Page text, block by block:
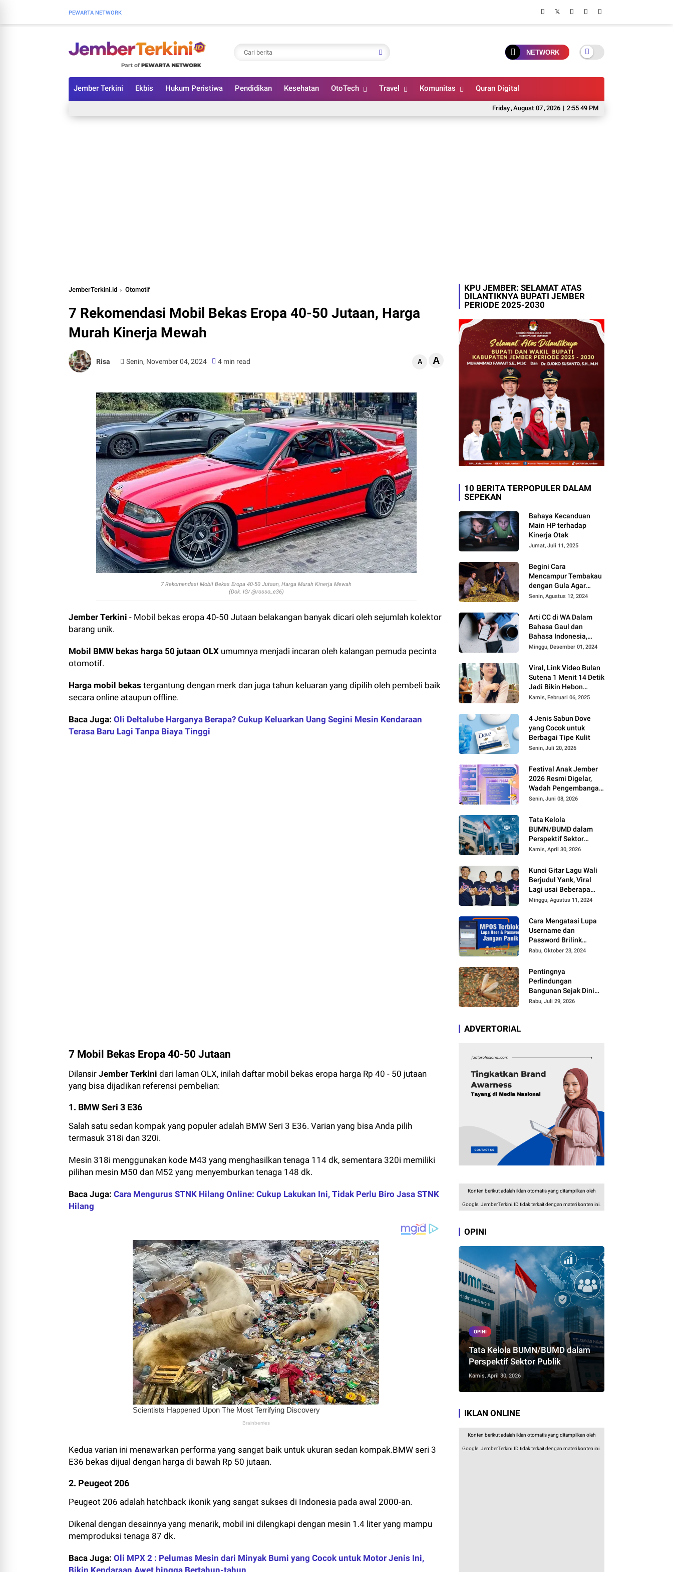
PEWARTA NETWORK
NETWORK
Jember Terkini Ekbis Hukum Peristiwa Pendidikan Kesehatan OtoTech Travel Komunitas Quran Digital
Friday,August 07,2026 | 2:55 50 PM
JemberTerkini.id Otomotif
7 Rekomendasi Mobil Bekas Eropa 40-50 Jutaan, Harga
Murah Kinerja Mewah
Risa Senin, November 04, 2024 4 min read A A
7 Rekomendasi Mobil Bekas Eropa 40-50 Jutaan, Harga Murah Kinerja Mewah
(Dok. IG/ @rosso_e36)
Jember Terkini - Mobil bekas eropa 40-50 Jutaan belakangan banyak dicari oleh sejumlah kolektor
barang unik.
Mobil BMW bekas harga 50 jutaan OLX umumnya menjadi incaran oleh kalangan pemuda pecinta
otomotif.
Harga mobil bekas tergantung dengan merk dan juga tahun keluaran yang dipilih oleh pembeli baik
secara online ataupun offline.
Baca Juga: Oli Deltalube Harganya Berapa? Cukup Keluarkan Uang Segini Mesin Kendaraan
Terasa Baru Lagi Tanpa Biaya Tinggi
7 Mobil Bekas Eropa 40-50 Jutaan
Dilansir Jember Terkini dari laman OLX, inilah daftar mobil bekas eropa harga Rp 40 - 50 jutaan
yang bisa dijadikan referensi pembelian:
1. BMW Seri 3 E36
Salah satu sedan kompak yang populer adalah BMW Seri 3 E36. Varian yang bisa Anda pilih
termasuk 318i dan 320i.
Mesin 318i menggunakan kode M43 yang menghasilkan tenaga 114 dk, sementara 320i memiliki
pilihan mesin M50 dan M52 yang menyemburkan tenaga 148 dk.
Baca Juga: Cara Mengurus STNK Hilang Online: Cukup Lakukan Ini, Tidak Perlu Biro Jasa STNK
Hilang
Kedua varian ini menawarkan performa yang sangat baik untuk ukuran sedan kompak.BMW seri 3
E36 bekas dijual dengan harga di bawah Rp 50 jutaan.
2. Peugeot 206
Peugeot 206 adalah hatchback ikonik yang sangat sukses di Indonesia pada awal 2000-an.
Dikenal dengan desainnya yang menarik, mobil ini dilengkapi dengan mesin 1.4 liter yang mampu
memproduksi tenaga 87 dk.
Baca Juga: Oli MPX 2 : Pelumas Mesin dari Minyak Bumi yang Cocok untuk Motor Jenis Ini,
Bikin Kendaraan Awet hingga Bertahun-tahun
KPU JEMBER: SELAMAT ATAS
DILANTIKNYA BUPATI JEMBER
PERIODE 2025-2030
10 BERITA TERPOPULER DALAM
SEPEKAN
Bahaya Kecanduan
Main HP terhadap
Kinerja Otak
Jumat, Juli 11, 2025
Begini Cara
Mencampur Tembakau
dengan Gula Agar
Timbul Aroma dan
Senin, Agustus 12, 2024
Arti CC di WA Dalam
Bahasa Gaul dan
Bahasa Indonesia,
Sering Dipakai tapi
Minggu, Desember 01, 2024
Viral, Link Video Bulan
Sutena 1 Menit 14 Detik
Jadi Bikin Hebon
Netizen, Banyak yang
Kamis, Februari 06, 2025
4 Jenis Sabun Dove
yang Cocok untuk
Berbagai Tipe Kulit
Senin, Juli 20, 2026
Festival Anak Jember
2026 Resmi Digelar,
Wadah Pengembangan
Bakat dan Kreativitas
Senin, Juni 08, 2026
Tata Kelola
BUMN/BUMD dalam
Perspektif Sektor
Publik
Kamis, April 30, 2026
Kunci Gitar Lagu Wali
Berjudul Yank, Viral
Lagi usai Beberapa
Kreator di TikTok dan
Lagu Tersebut
Minggu, Agustus 11, 2024
Cara Mengatasi Lupa
Username dan
Password Brilink
Mobile atau MyBRILink
Harus Membayar Jasa
Rabu, Oktober 23, 2024
Pentingnya
Perlindungan
Bangunan Sejak Dini
agar Bebas Kerusakan
Rabu, Juli 29, 2026
ADVERTORIAL
Konten berikut adalah iklan otomatis yang ditampilkan oleh
Google. JemberTerkini.ID tidak terkait dengan materi konten ini.
OPINI
OPINI
Tata Kelola BUMN/BUMD dalam
Perspektif Sektor Publik
Kamis, April 30, 2026
IKLAN ONLINE
Konten berikut adalah iklan otomatis yang ditampilkan oleh
Google. JemberTerkini.ID tidak terkait dengan materi konten ini.